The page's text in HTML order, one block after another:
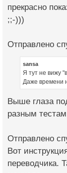
прекрасно
;;-)))
Отправлено
sansa
Я тут не вижу
Даже времени
Выше глаза
разным
Отправлено
Вот
переводчика.